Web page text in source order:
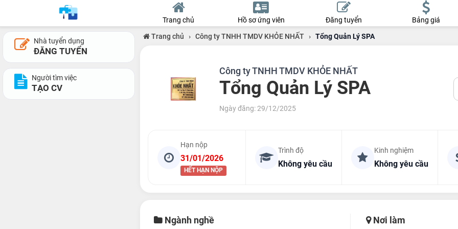
Trang chủ Hồ sơ ứng viên Đăng tuyển Bảng giá
Nhà tuyển dụng
ĐĂNG TUYỂN
Người tìm việc
TẠO CV
Trang chủ › Công ty TNHH TMDV KHỎE NHẤT › Tổng Quản Lý SPA
Công ty TNHH TMDV KHỎE NHẤT
Tổng Quản Lý SPA
Ngày đăng: 29/12/2025
Hạn nộp
31/01/2026
HẾT HẠN NỘP
Trình độ
Không yêu cầu
Kinh nghiệm
Không yêu cầu
Ngành nghề Nơi làm